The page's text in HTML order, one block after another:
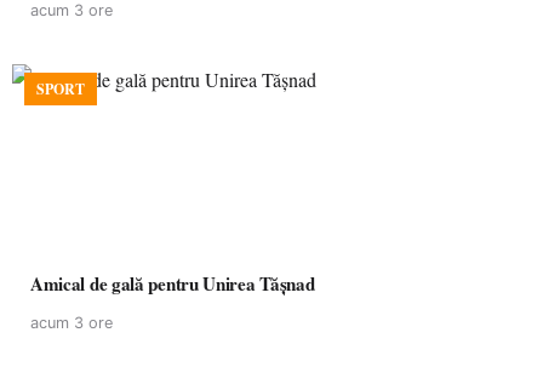
acum 3 ore
SPORT
Amical de gală pentru Unirea Tășnad
acum 3 ore